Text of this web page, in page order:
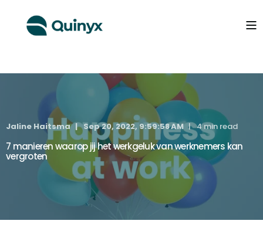
Jaline Haitsma Sep 20, 2022, 9:59:58 AM 4 min read
7 manieren waarop jij het werkgeluk van werknemers kan
vergroten